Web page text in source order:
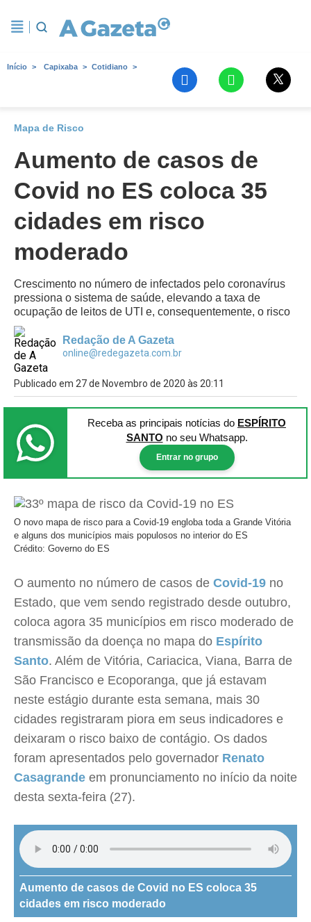
Início Capixaba Cotidiano
Mapa de Risco
Aumento de casos de
Covid no ES coloca 35
cidades em risco
moderado
Crescimento no número de infectados pelo coronavírus
pressiona o sistema de saúde, elevando a taxa de
ocupação de leitos de UTI e, consequentemente, o risco
Redação de A Gazeta
online@redegazeta.com.br
Publicado em 27 de Novembro de 2020 às 20:11
Receba as principais notícias do ESPÍRITO
SANTO no seu Whatsapp.
Entrar no grupo
O novo mapa de risco para a Covid-19 engloba toda a Grande Vitória
e alguns dos municípios mais populosos no interior do ES
Crédito: Governo do ES
O aumento no número de casos de Covid-19 no
Estado, que vem sendo registrado desde outubro,
coloca agora 35 municípios em risco moderado de
transmissão da doença no mapa do Espírito
Santo. Além de Vitória, Cariacica, Viana, Barra de
São Francisco e Ecoporanga, que já estavam
neste estágio durante esta semana, mais 30
cidades registraram piora em seus indicadores e
deixaram o risco baixo de contágio. Os dados
foram apresentados pelo governador Renato
Casagrande em pronunciamento no início da noite
desta sexta-feira (27).
Aumento de casos de Covid no ES coloca 35
cidades em risco moderado